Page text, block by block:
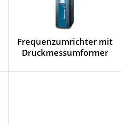
Frequenzumrichter mit
Druckmessumformer